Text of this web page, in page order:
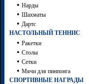
• Нарды
• Шахматы
• Дартc
НАСТОЛЬНЫЙ ТЕННИС
• Ракетки
• Столы
• Сетки
• Мячи для пинпонга
СПОРТИВНЫЕ НАГРАДЫ